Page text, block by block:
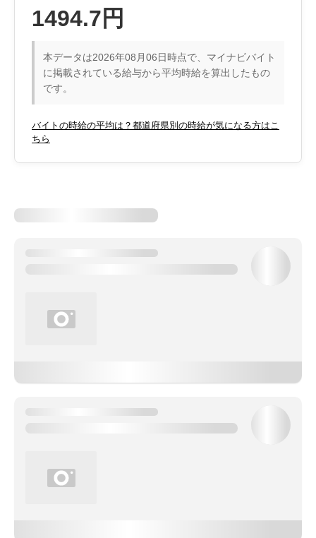
1494.7円
本データは2026年08月06日時点で、マイナビバイト
に掲載されている給与から平均時給を算出したもの
です。
バイトの時給の平均は？都道府県別の時給が気になる方はこ
ちら